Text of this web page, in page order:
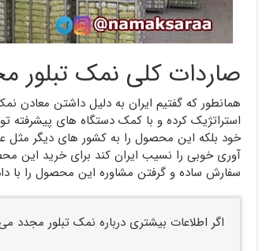
صاردات کلی نمک تبلور
همانطور که گفتیم ایران به دلیل داشتن معادن
استراتژیک کرده و با کمک دستگاه های پیشرفته
خود بلکه این محصول را به کشور های دیگر مثل
آوری خوبی را نسیب ایران کند برای خرید این
سفارش ساده و گرفتن مشاوره این محصول را با
اگر اطلاعات بیشتری درباره نمک تبلور مجدد